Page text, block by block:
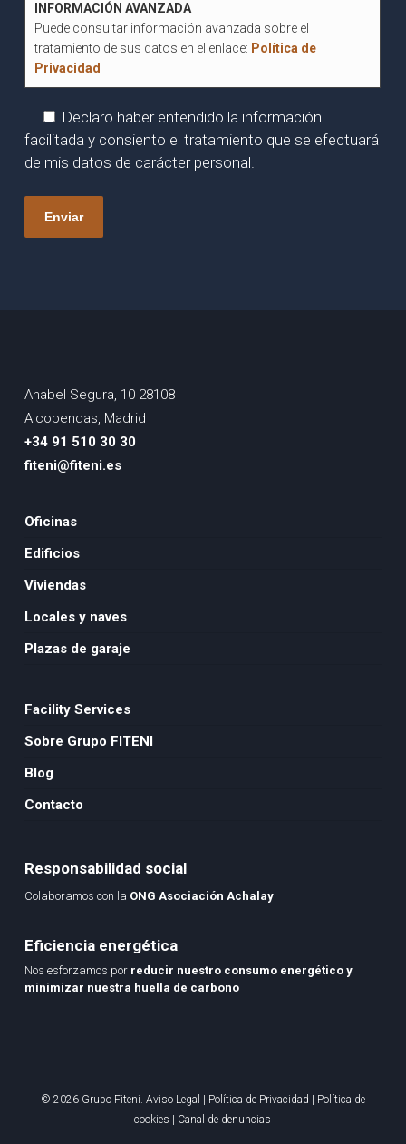
INFORMACIÓN AVANZADA
Puede consultar información avanzada sobre el
tratamiento de sus datos en el enlace: Política de
Privacidad
Declaro haber entendido la información
facilitada y consiento el tratamiento que se efectuará
de mis datos de carácter personal.
Anabel Segura, 10 28108
Alcobendas, Madrid
+34 91 510 30 30
fiteni@fiteni.es
Oficinas
Edificios
Viviendas
Locales y naves
Plazas de garaje
Facility Services
Sobre Grupo FITENI
Blog
Contacto
Responsabilidad social
Colaboramos con la ONG Asociación Achalay
Eficiencia energética
Nos esforzamos por reducir nuestro consumo energético y
minimizar nuestra huella de carbono
© 2026 Grupo Fiteni. Aviso Legal Política de Privacidad
Política de
cookies
Canal de denuncias